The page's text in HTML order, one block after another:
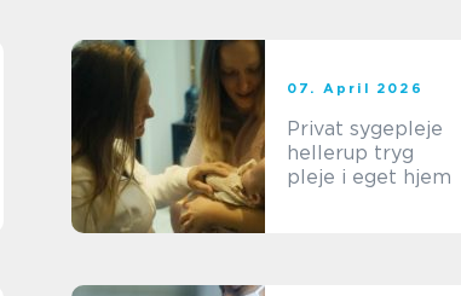
07. April 2026
Privat sygepleje
hellerup tryg
pleje i eget hjem